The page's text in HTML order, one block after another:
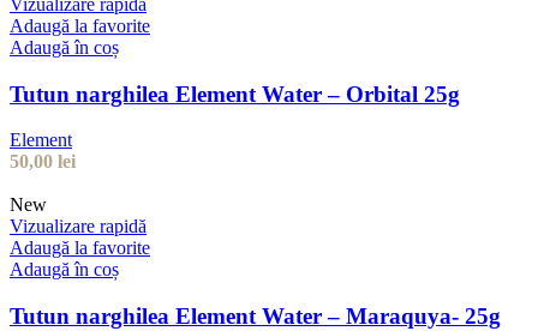
Vizualizare rapidă
Adaugă la favorite
Adaugă în coș
Tutun narghilea Element Water – Orbital 25g
Element
50,00 lei
New
Vizualizare rapidă
Adaugă la favorite
Adaugă în coș
Tutun narghilea Element Water – Maraquya- 25g